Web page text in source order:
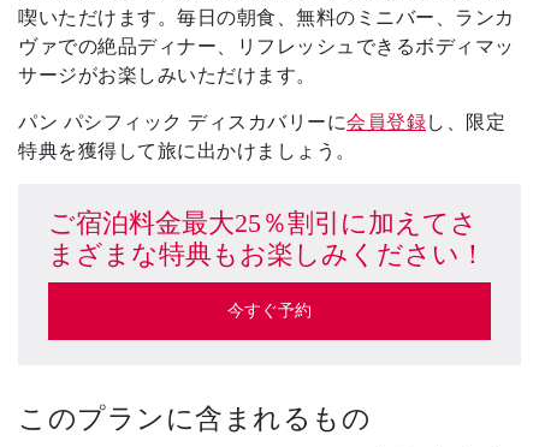
喫いただけます。毎日の朝食、無料のミニバー、ランカ
ヴァでの絶品ディナー、リフレッシュできるボディマッ
サージがお楽しみいただけます。
パン パシフィック ディスカバリーに会員登録し、限定
特典を獲得して旅に出かけましょう。
ご宿泊料金最大25％割引に加えてさ
まざまな特典もお楽しみください！
今すぐ予約
このプランに含まれるもの